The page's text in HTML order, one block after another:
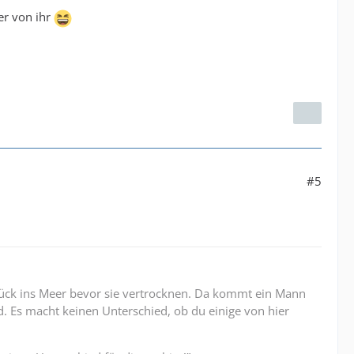
von ihr
#5
ins Meer bevor sie vertrocknen. Da kommt ein Mann
Es macht keinen Unterschied, ob du einige von hier